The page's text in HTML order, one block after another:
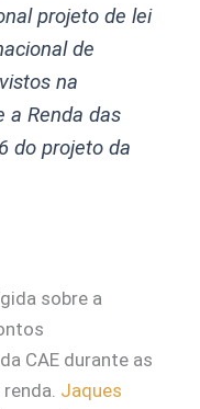
projeto de lei
de
na
a Renda das
do projeto da
sobre a
CAE durante as
Jaques